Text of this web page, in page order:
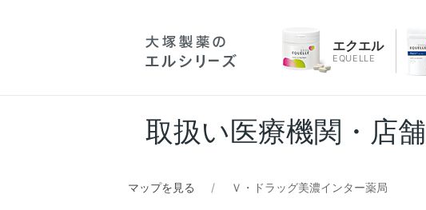
エクエル
EQUELLE
取扱い医療機関・店舗
マップを見る Ｖ・ドラッグ美濃インター薬局